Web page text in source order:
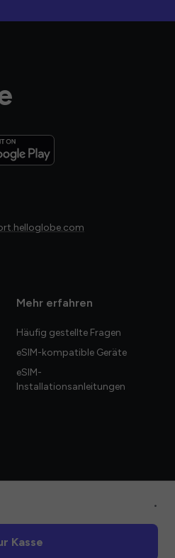
Mehr erfahren
Häufig gestellte Fragen
eSIM-kompatible Geräte
eSIM-
Installationsanleitungen
•
Kasse